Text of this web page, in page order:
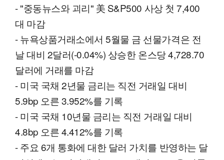
- "중동뉴스와 괴리" 美 S&P500 사상 첫 7,400
대 마감
- 뉴욕상품거래소에서 5월물 금 선물가격은 전
날 대비 2달러(-0.04%) 상승한 온스당 4,728.70
달러에 거래를 마감
- 미국 국채 2년물 금리는 직전 거래일 대비
5.9bp 오른 3.952%를 기록
- 미국 국채 10년물 금리는 직전 거래일 대비
4.8bp 오른 4.412%를 기록
- 주요 6개 통화에 대한 달러 가치를 반영하는 달